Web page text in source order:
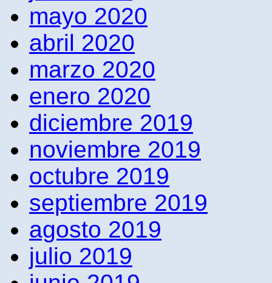
mayo 2020
abril 2020
marzo 2020
enero 2020
diciembre 2019
noviembre 2019
octubre 2019
septiembre 2019
agosto 2019
julio 2019